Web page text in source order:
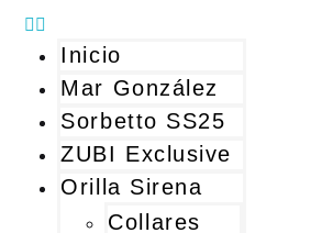
Inicio
Mar González
Sorbetto SS25
ZUBI Exclusive
Orilla Sirena
Collares